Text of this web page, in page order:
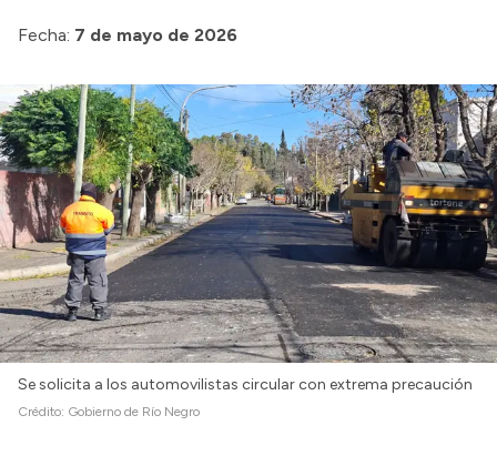
Fecha: 7 de mayo de 2026
Se solicita a los automovilistas circular con extrema precaución
Crédito: Gobierno de Río Negro